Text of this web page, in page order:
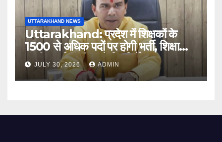
UTTARAKHAND NEWS
Uttarakhand: प्रदेश में शिक्षकों के
1500 से अधिक पदों पर होगी भर्ती, शिक्षा
मंत्री धन सिंह रावत ने दिए निर्देश
JULY 30, 2026 ADMIN